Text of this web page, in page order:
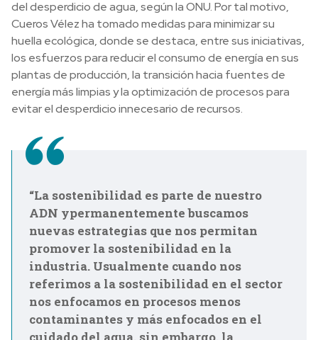
del desperdicio de agua, según la ONU. Por tal motivo,
Cueros Vélez ha tomado medidas para minimizar su
huella ecológica, donde se destaca, entre sus iniciativas,
los esfuerzos para reducir el consumo de energía en sus
plantas de producción, la transición hacia fuentes de
energía más limpias y la optimización de procesos para
evitar el desperdicio innecesario de recursos.
“La sostenibilidad es parte de nuestro
ADN ypermanentemente buscamos
nuevas estrategias que nos permitan
promover la sostenibilidad en la
industria. Usualmente cuando nos
referimos a la sostenibilidad en el sector
nos enfocamos en procesos menos
contaminantes y más enfocados en el